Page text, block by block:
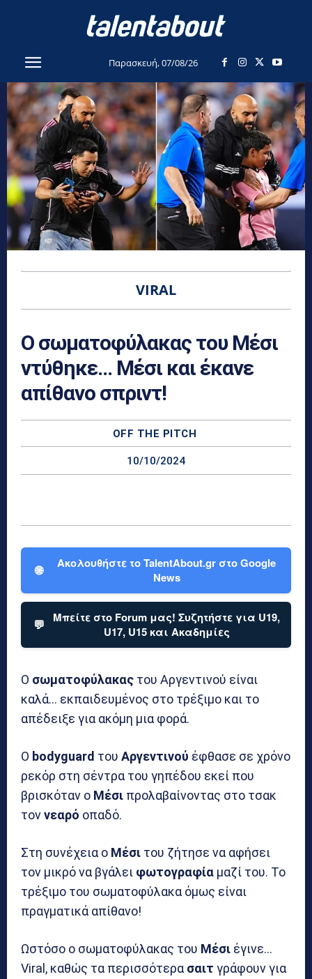
Παρασκευή, 07/08/26
VIRAL
Ο σωματοφύλακας του Μέσι
ντύθηκε… Μέσι και έκανε
απίθανο σπριντ!
OFF THE PITCH
10/10/2024
🌐
Ακολουθήστε το TalentAbout.gr στο Google
News
💬
Μπείτε στο Forum μας! Συζητήστε για U19,
U17, U15 και Ακαδημίες
Ο σωματοφύλακας του Αργεντινού είναι
καλά… εκπαιδευμένος στο τρέξιμο και το
απέδειξε για ακόμη μια φορά.
Ο bodyguard του Αργεντινού έφθασε σε χρόνο
ρεκόρ στη σέντρα του γηπέδου εκεί που
βρισκόταν ο Μέσι προλαβαίνοντας στο τσακ
τοννεαρό οπαδό.
Στη συνέχεια ο Μέσι του ζήτησε να αφήσει
τον μικρό να βγάλει φωτογραφία μαζί του. Το
τρέξιμο του σωματοφύλακα όμως είναι
πραγματικά απίθανο!
Ωστόσο ο σωματοφύλακας του Μέσι έγινε…
Viral, καθώς τα περισσότερα σαιτ γράφουν για